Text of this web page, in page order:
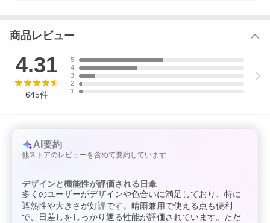
※2026年2月より仕様をリニューアル！生地の性能がアップしまし
た。
商品レビュー
4.31
645件
5
4
3
2
1
AI要約
他ストアのレビューを含めて要約しています
デザインと機能性が評価される日傘
多くのユーザーがデザインや色合いに満足しており、特に
遮熱性や大きさが好評です。晴雨兼用で使える点も便利
で、日差しをしっかり遮る性能が評価されています。ただ